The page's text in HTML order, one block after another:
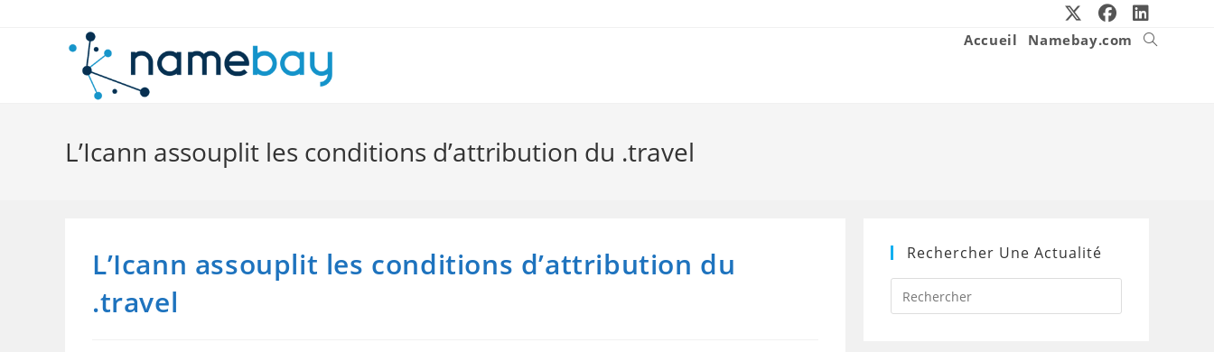
Accueil Namebay.com
Toggle
L’Icann assouplit les conditions d’attribution du .travel
L’Icann assouplit les conditions d’attribution du
.travel
Rechercher Une Actualité
Press
to